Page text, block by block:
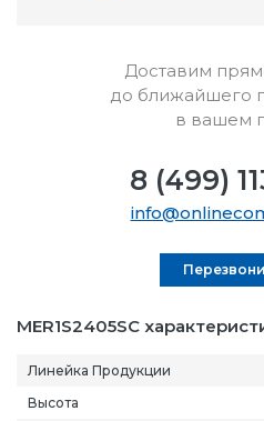
MER1S2405SC
Линейка Продукции
Высота
Доставим
до ближайшего
в вашем
8 (499)